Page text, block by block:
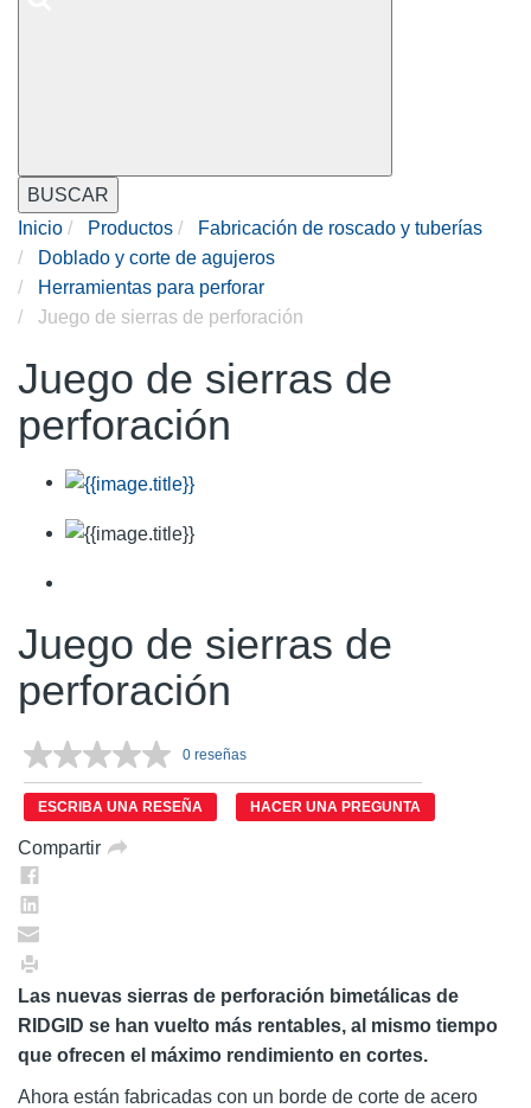
BUSCAR
Inicio
Productos
Fabricación de roscado y tuberías
Doblado y corte de agujeros
Herramientas para perforar
Juego de sierras de perforación
Juego de sierras de
perforación
Juego de sierras de
perforación
Sin
puntuación.
Enlace
en
0 reseñas
ESCRIBA UNA RESEÑA HACER UNA PREGUNTA
Compartir
Las nuevas sierras de perforación bimetálicas de
RIDGID se han vuelto más rentables, al mismo tiempo
que ofrecen el máximo rendimiento en cortes.
Ahora están fabricadas con un borde de corte de acero